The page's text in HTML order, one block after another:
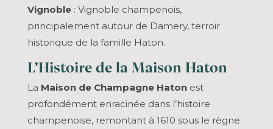
Vignoble: Vignoble champenois,
principalement autour de Damery, terroir
historique de la famille Haton.
L’Histoire de la Maison Haton
La Maison de Champagne Hatonest
profondément enracinée dans l’histoire
champenoise, remontant à 1610 sous le règne